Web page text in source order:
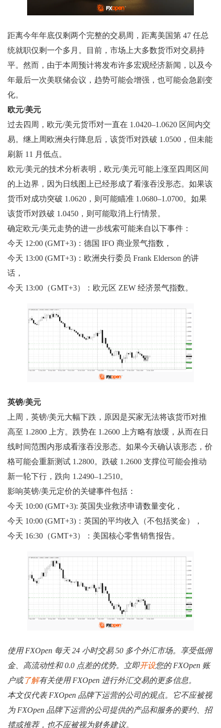
距离今年年底仅剩两个完整的交易周，距离美国第 47 任总
统就职仅剩一个多月。目前，市场上大多数货币对交易持
平。然而，由于本周预计将发布许多宏观经济新闻，以及今
年最后一次美联储会议，趋势可能会增强，也可能会急剧变
化。
欧元/美元
过去四周，欧元/美元货币对一直在 1.0420–1.0620 区间内交
易。继上周欧洲央行降息后，该货币对跌破 1.0500，但未能
刷新 11 月低点。
欧元/美元的技术分析表明，欧元/美元可能上涨至四周区间
的上边界，因为日线图上已经形成了看涨吞没形态。如果该
货币对成功突破 1.0620，则可能瞄准 1.0680–1.0700。如果
该货币对跌破 1.0450，则可能取消上行情景。
确定欧元/美元走势的进一步线索可能来自以下事件：
今天 12:00 (GMT+3)：德国 IFO 商业景气指数，
今天 13:00 (GMT+3)：欧洲央行委员 Frank Elderson 的讲
话，
今天 13:00（GMT+3）：欧元区 ZEW 经济景气指数。
英镑/美元
上周，英镑/美元大幅下跌，原因是买家无法将该货币对推
高至 1.2800 上方。跌势在 1.2600 上方略有放缓，从而在日
线时间范围内形成看涨吞没形态。如果今天确认该形态，价
格可能会重新测试 1.2800。跌破 1.2600 支撑位可能会推动
新一轮下行，跌向 1.2490–1.2510。
影响英镑/美元定价的关键事件包括：
今天 10:00 (GMT+3): 英国失业救济申请数量变化，
今天 10:00 (GMT+3)：英国的平均收入（不包括奖金），
今天 16:30（GMT+3）：美国核心零售销售报告。
使用 FXOpen 每天 24 小时交易 50 多个外汇市场。享受低佣
金、高流动性和 0.0 点差的优势。立即开设您的 FXOpen 账
户或了解有关使用 FXOpen 进行外汇交易的更多信息。
本文仅代表 FXOpen 品牌下运营的公司的观点。它不应被视
为 FXOpen 品牌下运营的公司提供的产品和服务的要约、招
揽或推荐，也不应被视为财务建议。